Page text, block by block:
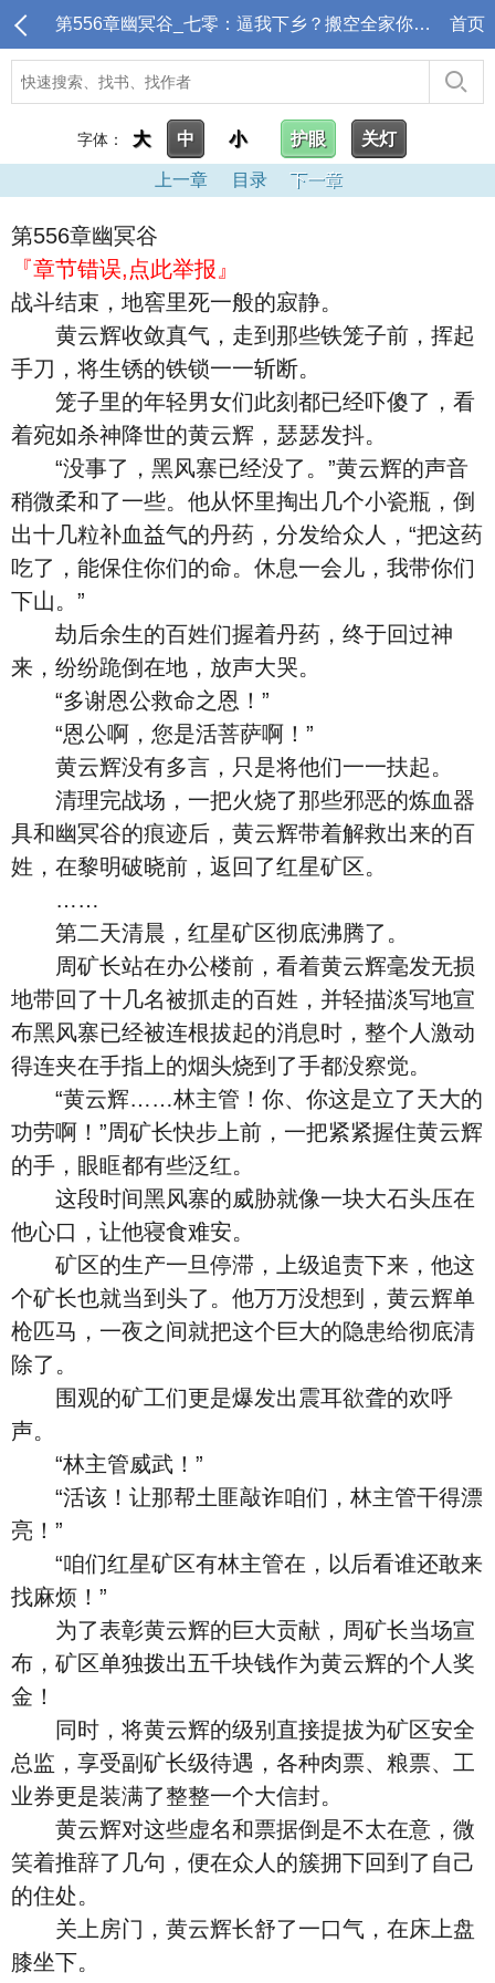
第556章幽冥谷_七零：逼我下乡？搬空全家你哭啥？ 首页
字体： 大 中 小 护眼 关灯
上一章 目录 下一章
第556章幽冥谷
『章节错误,点此举报』
战斗结束，地窖里死一般的寂静。
黄云辉收敛真气，走到那些铁笼子前，挥起
手刀，将生锈的铁锁一一斩断。
笼子里的年轻男女们此刻都已经吓傻了，看
着宛如杀神降世的黄云辉，瑟瑟发抖。
“没事了，黑风寨已经没了。”黄云辉的声音
稍微柔和了一些。他从怀里掏出几个小瓷瓶，倒
出十几粒补血益气的丹药，分发给众人，“把这药
吃了，能保住你们的命。休息一会儿，我带你们
下山。”
劫后余生的百姓们握着丹药，终于回过神
来，纷纷跪倒在地，放声大哭。
“多谢恩公救命之恩！”
“恩公啊，您是活菩萨啊！”
黄云辉没有多言，只是将他们一一扶起。
清理完战场，一把火烧了那些邪恶的炼血器
具和幽冥谷的痕迹后，黄云辉带着解救出来的百
姓，在黎明破晓前，返回了红星矿区。
……
第二天清晨，红星矿区彻底沸腾了。
周矿长站在办公楼前，看着黄云辉毫发无损
地带回了十几名被抓走的百姓，并轻描淡写地宣
布黑风寨已经被连根拔起的消息时，整个人激动
得连夹在手指上的烟头烧到了手都没察觉。
“黄云辉……林主管！你、你这是立了天大的
功劳啊！”周矿长快步上前，一把紧紧握住黄云辉
的手，眼眶都有些泛红。
这段时间黑风寨的威胁就像一块大石头压在
他心口，让他寝食难安。
矿区的生产一旦停滞，上级追责下来，他这
个矿长也就当到头了。他万万没想到，黄云辉单
枪匹马，一夜之间就把这个巨大的隐患给彻底清
除了。
围观的矿工们更是爆发出震耳欲聋的欢呼
声。
“林主管威武！”
“活该！让那帮土匪敲诈咱们，林主管干得漂
亮！”
“咱们红星矿区有林主管在，以后看谁还敢来
找麻烦！”
为了表彰黄云辉的巨大贡献，周矿长当场宣
布，矿区单独拨出五千块钱作为黄云辉的个人奖
金！
同时，将黄云辉的级别直接提拔为矿区安全
总监，享受副矿长级待遇，各种肉票、粮票、工
业券更是装满了整整一个大信封。
黄云辉对这些虚名和票据倒是不太在意，微
笑着推辞了几句，便在众人的簇拥下回到了自己
的住处。
关上房门，黄云辉长舒了一口气，在床上盘
膝坐下。